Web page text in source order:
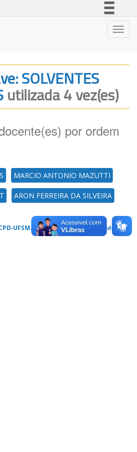
Legislação
Canais
SOLVENTES
utilizada 4 vez(es)
por ordem
MARCIO ANTONIO MAZUTTI
ARON FERREIRA DA SILVEIRA
UFSM. Todos os direitos reservados.